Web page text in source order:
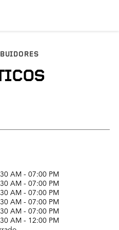
AM - 07:00 PM
AM - 07:00 PM
AM - 07:00 PM
AM - 07:00 PM
AM - 07:00 PM
AM - 12:00 PM